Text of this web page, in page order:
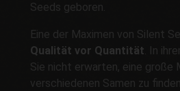
Seeds geboren.
Eine der Maximen von Silent
Qualität vor Quantität. In
Sie nicht erwarten, eine große
verschiedenen Samen zu